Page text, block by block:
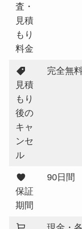
査・
見積
もり
料金
見積
もり
後の
キャ
ンセ
ル
完全無
保証
期間
90日間